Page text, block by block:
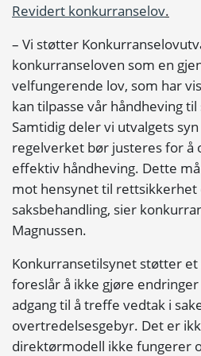
Revidert konkurranselov.
– Vi støtter
konkurranseloven som en
velfungerende lov, som har
kan tilpasse vår håndheving
Samtidig deler vi utvalgets
regelverket bør justeres for å
effektiv håndheving. Dette
mot hensynet til rettsikkerhet
saksbehandling, sier
Magnussen.
Konkurransetilsynet støtter
foreslår å ikke gjøre
adgang til å treffe vedtak i
overtredelsesgebyr. Det er
direktørmodell ikke fungerer